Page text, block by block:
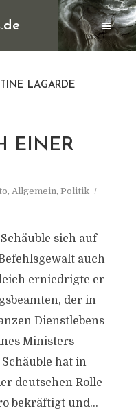
LAGARDE
EINER
, Allgemein, Politik
sich auf
auch
erniedrigte er
der in
Dienstlebens
Ministers
hat in
deutschen Rolle
bekräftigt und...